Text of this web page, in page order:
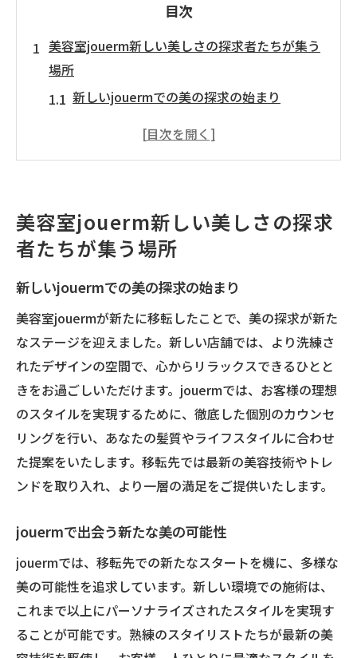
目次
美容室jouerm新しい美しさの探求者たちが集う
場所
新しいjouermでの美の探求の始まり
jouermで出会う新たな美の可能性
美しさの探求をjouermで体験する
移転先でしか味わえないjouermの新しい美容体
験
jouermの新しい美容体験が始まります
移転先限定のjouermの美容サービス
新しい店舗でのjouermの特別体験
移転先で感じるjouermの新たな魅力
jouermの移転先で体験する特別な時間
jouerm移転先での美容体験の魅力とは
美容室jouermの新天地で出会う最新トレンドス
タイル
jouermの新天地で見る最新スタイル
移転後のjouermでのトレンドスタイル提案
jouerm新店舗でのトレンドとの出会い
jouermが提案する新天地でのトレンド
新しいjouermでの最新スタイル体験
美容室jouerm新しい美しさの探求
者たちが集う場所
新しいjouermでの美の探求の始まり
美容室jouermが新たに移転したことで、美の探求が新た
なステージを迎えました。新しい店舗では、より洗練さ
れたデザインの空間で、心からリラックスできるひとと
きをお過ごしいただけます。jouermでは、お客様の理想
のスタイルを実現するために、徹底した個別のカウンセ
リングを行い、あなたの髪質やライフスタイルに合わせ
た提案をいたします。移転先では最新の美容技術やトレ
ンドを取り入れ、より一層の満足をご提供いたします。
jouermで出会う新たな美の可能性
jouermでは、移転先での新たなスタートを機に、多様な
美の可能性を追求しています。新しい環境での施術は、
これまで以上にパーソナライズされたスタイルを実現す
ることが可能です。熟練のスタイリストたちが最新の美